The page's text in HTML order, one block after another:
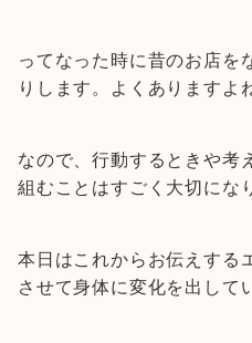
ってなった時に昔のお店を
りします。よくありますよ
なので、行動するときや考
組むことはすごく大切にな
本日はこれからお伝えする
させて身体に変化を出して